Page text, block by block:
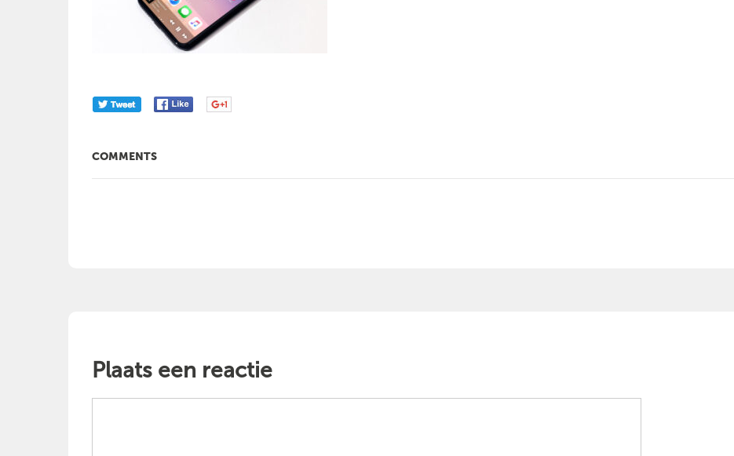
COMMENTS
Plaats een reactie